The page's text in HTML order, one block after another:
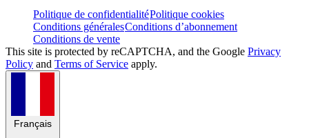
Politique de confidentialitéPolitique cookies
Conditions généralesConditions d’abonnement
Conditions de vente
This site is protected by reCAPTCHA, and the Google Privacy
Policy and Terms of Service apply.
Français